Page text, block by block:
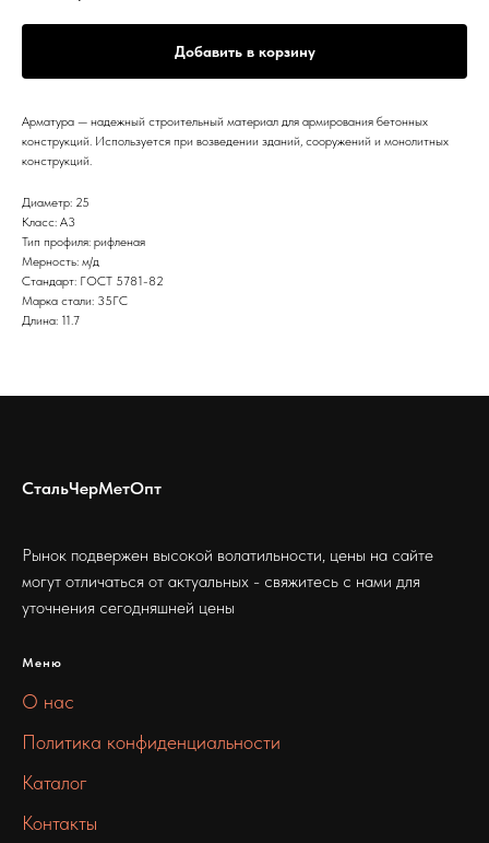
Добавить в корзину
Арматура — надежный строительный материал для армирования бетонных
конструкций. Используется при возведении зданий, сооружений и монолитных
конструкций.
Диаметр: 25
Класс: А3
Тип профиля: рифленая
Мерность: м/д
Стандарт: ГОСТ 5781-82
Марка стали: 35ГС
Длина: 11.7
СтальЧерМетОпт
Рынок подвержен высокой волатильности, цены на сайте
могут отличаться от актуальных - свяжитесь с нами для
уточнения сегодняшней цены
Меню
О нас
Политика конфиденциальности
Каталог
Контакты